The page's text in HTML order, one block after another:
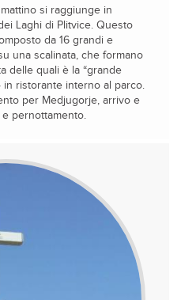
si raggiunge in
Laghi di Plitvice. Questo
da 16 grandi e
una scalinata, che formano
delle quali è la “grande
in ristorante interno al parco.
per Medjugorje, arrivo e
pernottamento.